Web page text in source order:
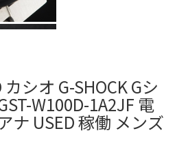
シオ G-SHOCK Gシ
W100D-1A2JF 電
ナ USED 稼働 メンズ